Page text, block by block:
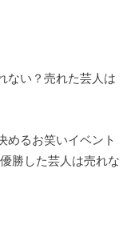
ない？売れた芸人は
めるお笑いイベント
勝した芸人は売れな